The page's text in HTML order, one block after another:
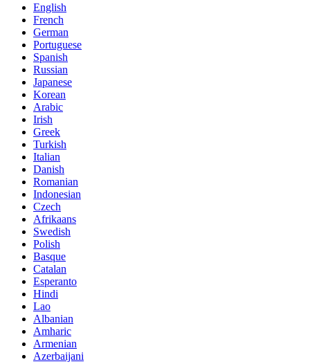
English
French
German
Portuguese
Spanish
Russian
Japanese
Korean
Arabic
Irish
Greek
Turkish
Italian
Danish
Romanian
Indonesian
Czech
Afrikaans
Swedish
Polish
Basque
Catalan
Esperanto
Hindi
Lao
Albanian
Amharic
Armenian
Azerbaijani